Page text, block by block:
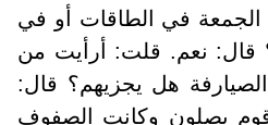
في الطاقات أو في
قال: نعم. قلت: أرأيت من
هل يجزيهم؟ قال:
يصلون وكانت الصفوف